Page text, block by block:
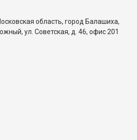
область, город Балашиха,
ул. Советская, д. 46, офис 201